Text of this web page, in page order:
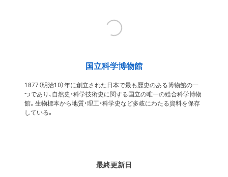
国立科学博物館
1877（明治10）年に創立された日本で最も歴史のある博物館の一
つであり、自然史・科学技術史に関する国立の唯一の総合科学博物
館。生物標本から地質・理工・科学史など多岐にわたる資料を保存
している。
最終更新日